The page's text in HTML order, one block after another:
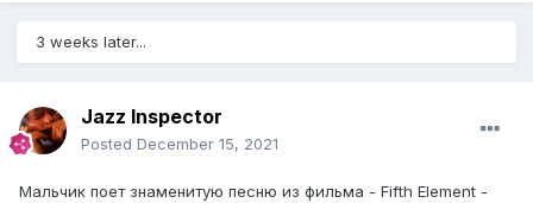
3 weeks later...
Jazz Inspector
Posted December 15, 2021
Мальчик поет знаменитую песню из фильма - Fifth Element -